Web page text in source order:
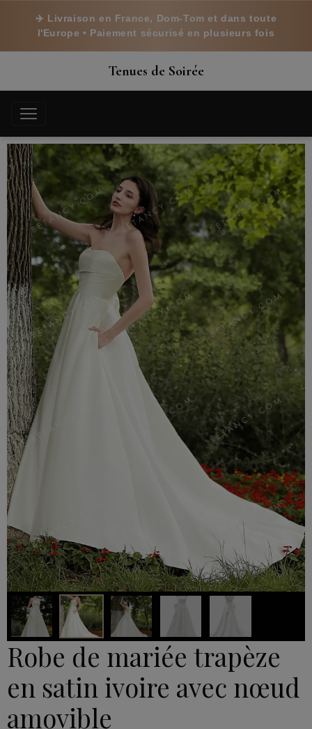
✈️ Livraison en France, Dom-Tom et dans toute
l'Europe • Paiement sécurisé en plusieurs fois
Tenues de Soirée
Robe de mariée trapèze
en satin ivoire avec nœud
amovible